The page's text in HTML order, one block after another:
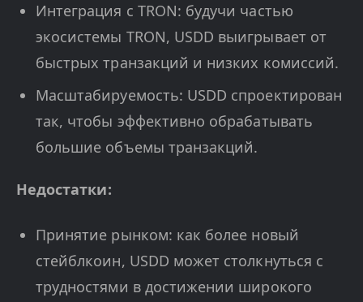
Интеграция с TRON: будучи частью
экосистемы TRON, USDD выигрывает от
быстрых транзакций и низких комиссий.
Масштабируемость: USDD спроектирован
так, чтобы эффективно обрабатывать
большие объемы транзакций.
Недостатки:
Принятие рынком: как более новый
стейблкоин, USDD может столкнуться с
трудностями в достижении широкого